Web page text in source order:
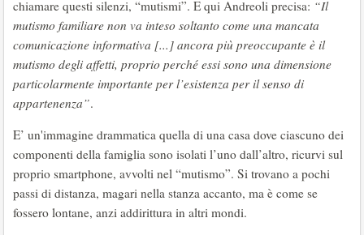
chiamare questi silenzi, “mutismi”. E qui Andreoli precisa: “Il
mutismo familiare non va inteso soltanto come una mancata
comunicazione informativa [...] ancora più preoccupante è il
mutismo degli affetti, proprio perché essi sono una dimensione
particolarmente importante per l’esistenza per il senso di
appartenenza”.
E’ un'immagine drammatica quella di una casa dove ciascuno dei
componenti della famiglia sono isolati l’uno dall’altro, ricurvi sul
proprio smartphone, avvolti nel “mutismo”. Si trovano a pochi
passi di distanza, magari nella stanza accanto, ma è come se
fossero lontane, anzi addirittura in altri mondi.